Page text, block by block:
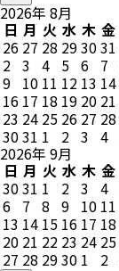
2026年 8月
日 月 火 水 木 金
26 27 28 293031
2 3 4 5 6 7
9 10 11 12 13 14
16 17 18 19 20 21
23 24 25 26 27 28
3031 1 2 3 4
2026年 9月
日 月 火 水 木 金
3031 1 2 3 4
6 7 8 9 10 11
13 14 15 16 17 18
20 21 22 23 24 25
27 28 2930 1 2